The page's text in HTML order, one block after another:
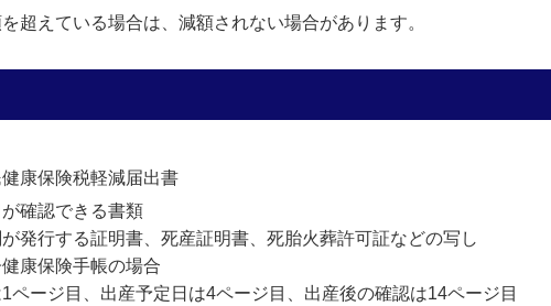
超えている場合は、減額されない場合があります。
康保険税軽減届出書
確認できる書類
発行する証明書、死産証明書、死胎火葬許可証などの写し
康保険手帳の場合
ジ目、出産予定日は4ページ目、出産後の確認は14ページ目